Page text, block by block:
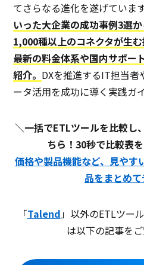
てさらなる進化を遂げていま
いった大企業の成功事例3選か
1,000種以上のコネクタが生
最新の料金体系や国内サポー
紹介。 DXを推進するIT担当
ータ活用を成功に導く実践ガ
＼一括でETLツールを比較し
ちら！30秒で比較表
価格や製品機能など、見やす
品をまとめ
「Talend」以外のETLツー
は以下の記事をご